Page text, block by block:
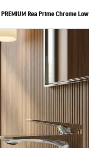
Rea Prime Chrome Low